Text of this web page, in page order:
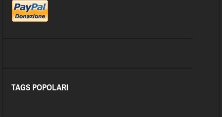
TAGS POPOLARI